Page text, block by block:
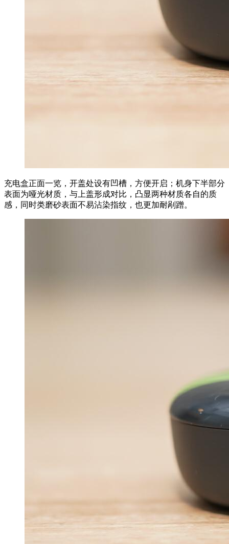
充电盒正面一览，开盖处设有凹槽，方便开启；机身下半部分
表面为哑光材质，与上盖形成对比，凸显两种材质各自的质
感，同时类磨砂表面不易沾染指纹，也更加耐剐蹭。